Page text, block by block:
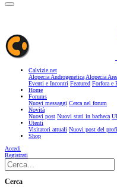
Calvizie.net
Alopecia AndrogeneticaAlopecia
Eventi e Incontri Featured Forfora e
Home
Forums
Nuovi messaggi Cerca nel forum
Novità
Nuovi post Nuovi stati in bacheca
Utenti
Visitatori attuali Nuovi post del
Shop
Accedi
Registrati
Cerca